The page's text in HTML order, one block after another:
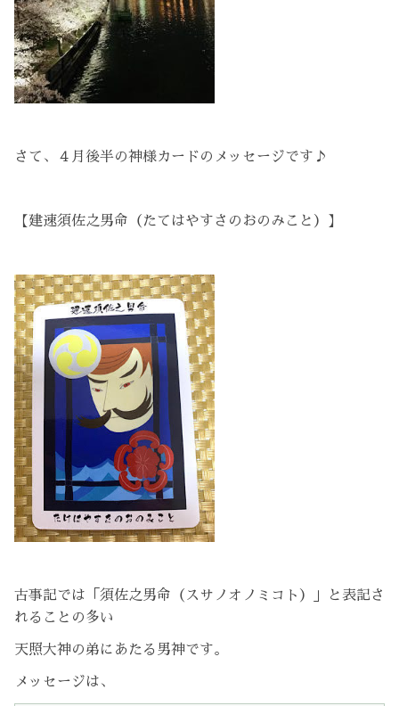
さて、４月後半の神様カードのメッセージです♪
【建速須佐之男命（たてはやすさのおのみこと）】
古事記では「須佐之男命（スサノオノミコト）」と表記さ
れることの多い
天照大神の弟にあたる男神です。
メッセージは、